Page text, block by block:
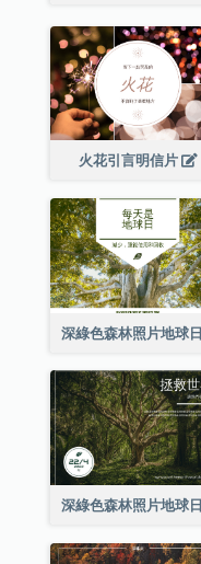
火花引言明信片